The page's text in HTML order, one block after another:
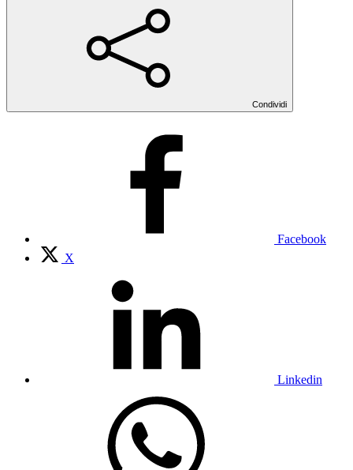
Condividi
Facebook
X
Linkedin